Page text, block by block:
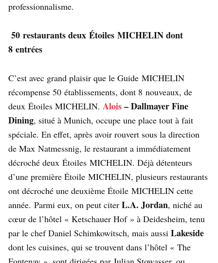
professionnalisme.
50 restaurants deux Étoiles MICHELIN dont
8 entrées
C’est avec grand plaisir que le Guide MICHELIN
récompense 50 établissements, dont 8 nouveaux, de
deux Étoiles MICHELIN. Alois– Dallmayer Fine
Dining, situé à Munich, occupe une place tout à fait
spéciale. En effet, après avoir rouvert sous la direction
de Max Natmessnig, le restaurant a immédiatement
décroché deux Étoiles MICHELIN. Déjà détenteurs
d’une première Étoile MICHELIN, plusieurs restaurants
ont décroché une deuxième Étoile MICHELIN cette
année. Parmi eux, on peut citer L.A. Jordan, niché au
cœur de l’hôtel « Ketschauer Hof » à Deidesheim, tenu
par le chef Daniel Schimkowitsch, mais aussi Lakeside
dont les cuisines, qui se trouvent dans l’hôtel « The